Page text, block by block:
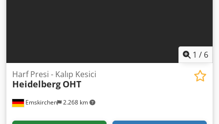
1 / 6
Emskirchen 2.268 km
Harf Presi - Kalıp Kesici
Heidelberg OHT